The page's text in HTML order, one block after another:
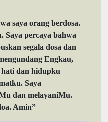
saya orang berdosa.
Saya percaya bahwa
segala dosa dan
Engkau,
hati dan hidupku
Saya
dan melayaniMu.
Amin”